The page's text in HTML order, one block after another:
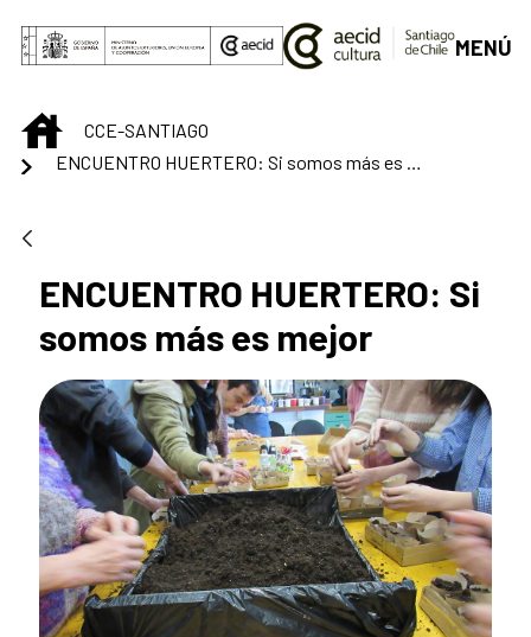
Saltar al contenido principal
MENÚ
INICIOCCE-SANTIAGO
ENCUENTRO HUERTERO: Si
somos más es mejor